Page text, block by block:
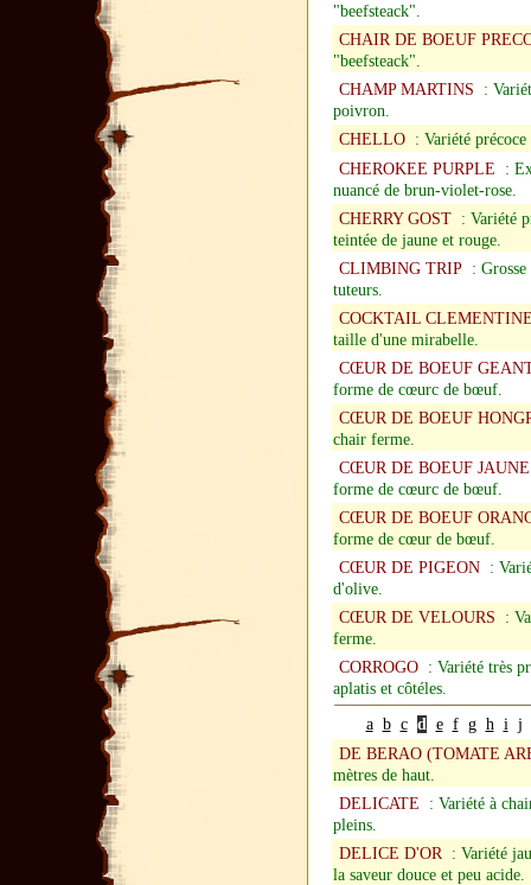
"beefsteack".
CHAIR DE BOEUF
"beefsteack".
CHAMP MARTINS :
poivron.
CHELLO : Variété
CHEROKEE PURPLE :
nuancé de brun-violet-rose.
CHERRY GOST : Variété
teintée de jaune et rouge.
CLIMBING TRIP :
tuteurs.
COCKTAIL
taille d'une mirabelle.
CŒUR DE BOEUF
forme de cœurc de bœuf.
CŒUR DE BOEUF
chair ferme.
CŒUR DE BOEUF JAUNE
forme de cœurc de bœuf.
CŒUR DE BOEUF
forme de cœur de bœuf.
CŒUR DE PIGEON :
d'olive.
CŒUR DE VELOURS
:
ferme.
CORROGO : Variété très
aplatis et côtéles.
a b c d e f g h i j
DE BERAO (TOMATE
mètres de haut.
DELICATE : Variété à
pleins.
DELICE D'OR : Variété
la saveur douce et peu acide.